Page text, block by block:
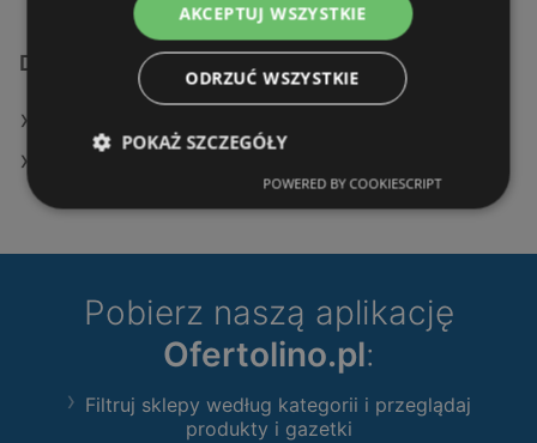
Dodatkowe łącza
Pobierz naszą aplikację
Ofertolino.pl:
Filtruj sklepy według kategorii i przeglądaj
produkty i gazetki
AKCEPTUJ WSZYSTKIE
ODRZUĆ WSZYSTKIE
POKAŻ SZCZEGÓŁY
POWERED BY COOKIESCRIPT